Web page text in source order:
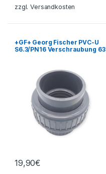
zzgl.Versandkosten
+GF+ Georg Fischer PVC-U
S6.3/PN16 Verschraubung 63
19,90€